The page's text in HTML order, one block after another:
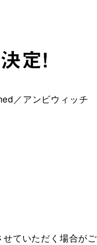
定！
／アンビウィッチ
ていただく場合がご